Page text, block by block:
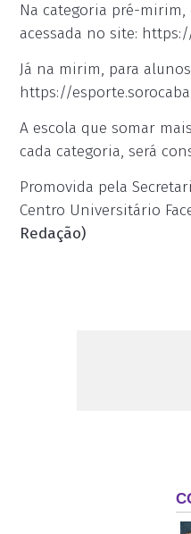
Na categoria pré-mirim,
acessada no site:
Já na mirim, para
https://
A escola que somar
cada categoria, será
Promovida pela
Centro Universitário
Redação)